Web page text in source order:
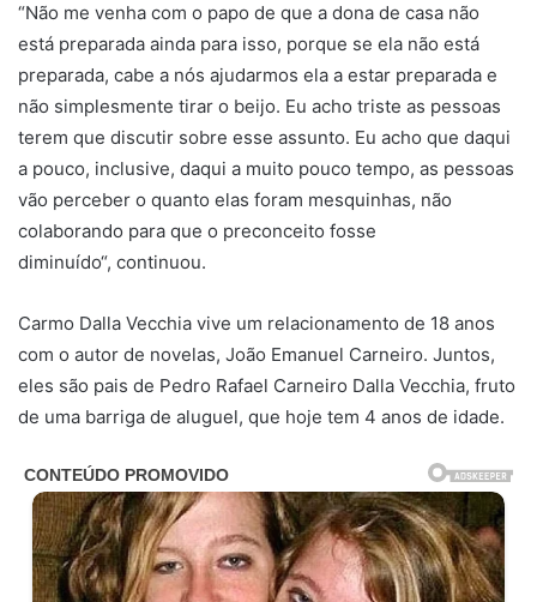
“Não me venha com o papo de que a dona de casa não
está preparada ainda para isso, porque se ela não está
preparada, cabe a nós ajudarmos ela a estar preparada e
não simplesmente tirar o beijo. Eu acho triste as pessoas
terem que discutir sobre esse assunto. Eu acho que daqui
a pouco, inclusive, daqui a muito pouco tempo, as pessoas
vão perceber o quanto elas foram mesquinhas, não
colaborando para que o preconceito fosse
diminuído“, continuou.
Carmo Dalla Vecchia vive um relacionamento de 18 anos
com o autor de novelas, João Emanuel Carneiro. Juntos,
eles são pais de Pedro Rafael Carneiro Dalla Vecchia, fruto
de uma barriga de aluguel, que hoje tem 4 anos de idade.